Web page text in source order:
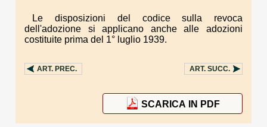
Le disposizioni del codice sulla revoca
dell'adozione si applicano anche alle adozioni
costituite prima del 1° luglio 1939.
ART. PREC. ART. SUCC.
SCARICA IN PDF